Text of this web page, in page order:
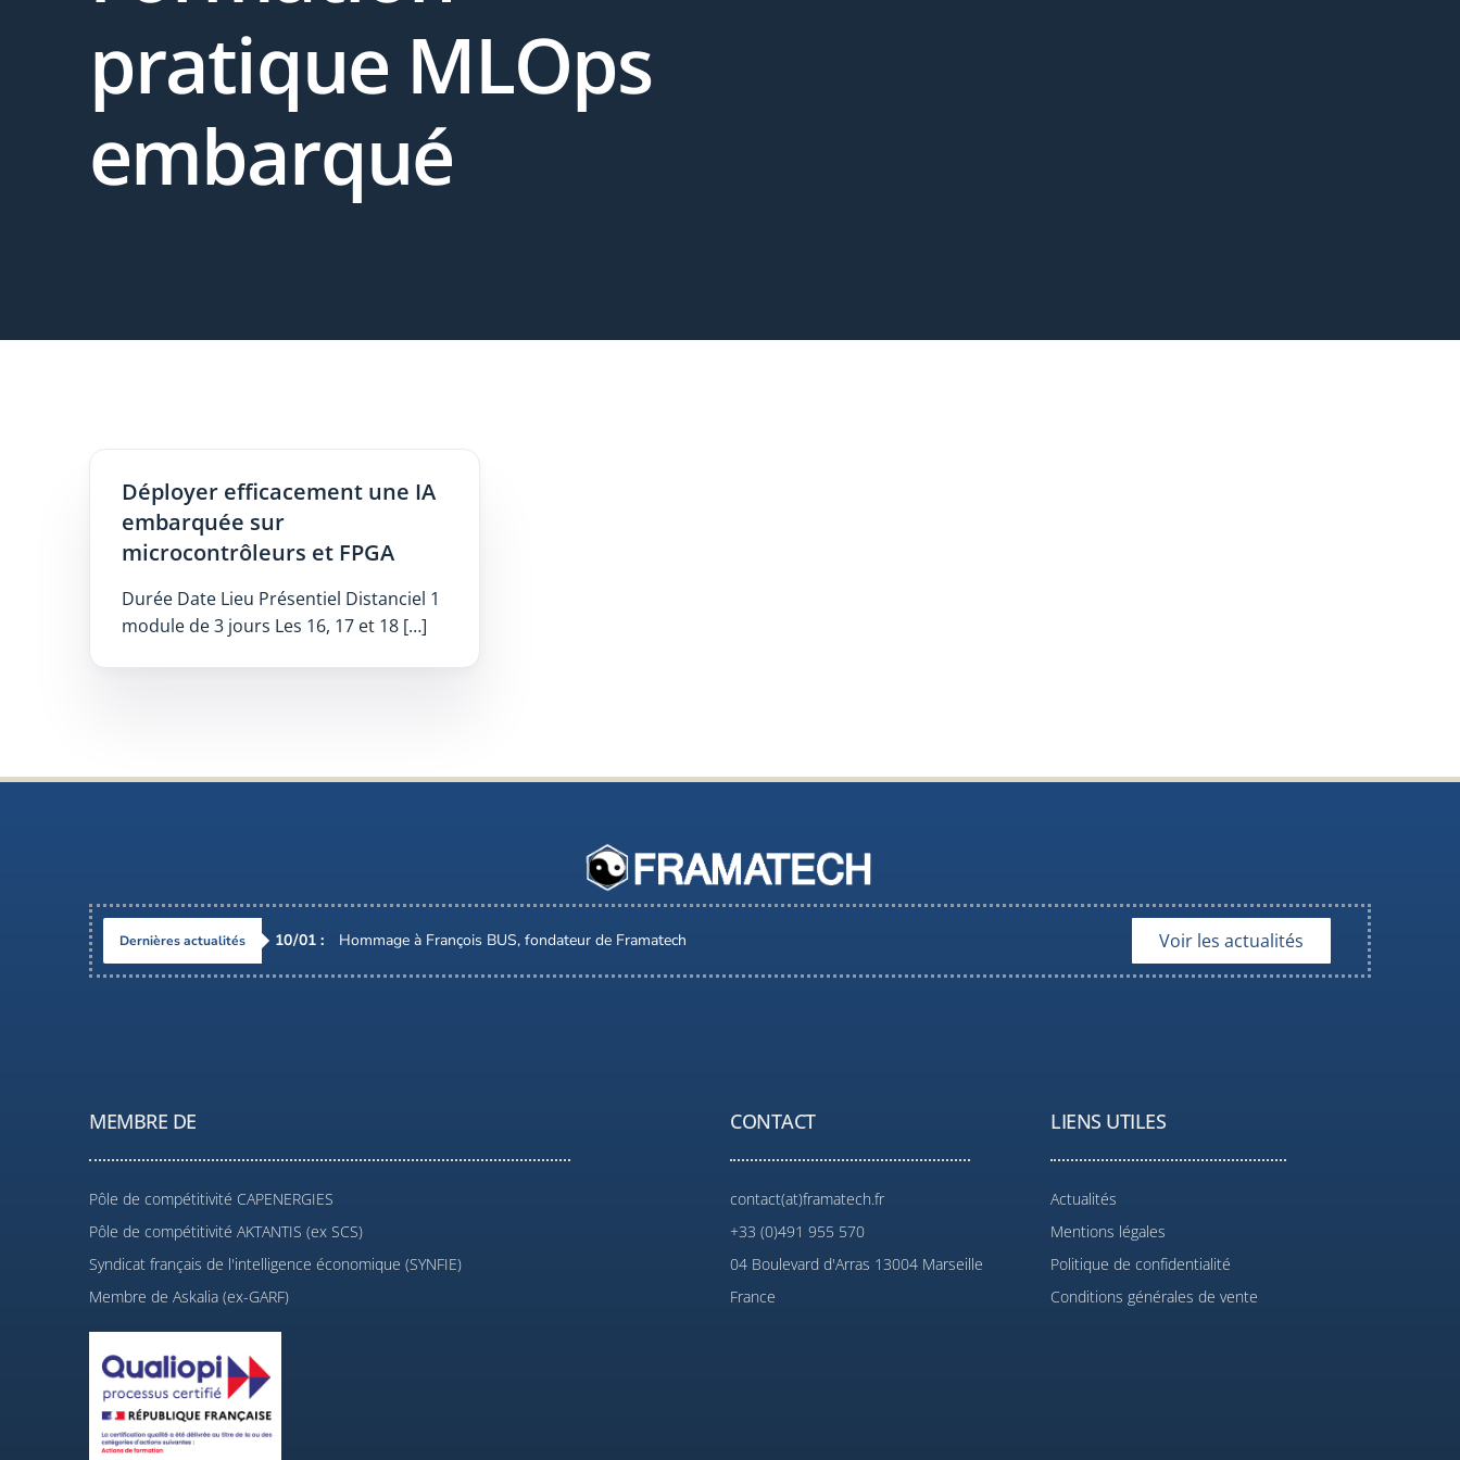
pratique MLOps
embarqué
Déployer efficacement une IA
embarquée sur
microcontrôleurs et FPGA
Durée Date Lieu Présentiel Distanciel 1
module de 3 jours Les 16, 17 et 18 […]
Dernières actualités 10/01 : Hommage à François BUS, fondateur de Framatech Voir les actualités
MEMBRE DE
Pôle de compétitivité CAPENERGIES
Pôle de compétitivité AKTANTIS (ex SCS)
Syndicat français de l'intelligence économique (SYNFIE)
Membre de Askalia (ex-GARF)
CONTACT
contact(at)framatech.fr
+33 (0)491 955 570
04 Boulevard d'Arras 13004 Marseille
France
LIENS UTILES
Actualités
Mentions légales
Politique de confidentialité
Conditions générales de vente